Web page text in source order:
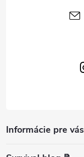
Informácie pre vás